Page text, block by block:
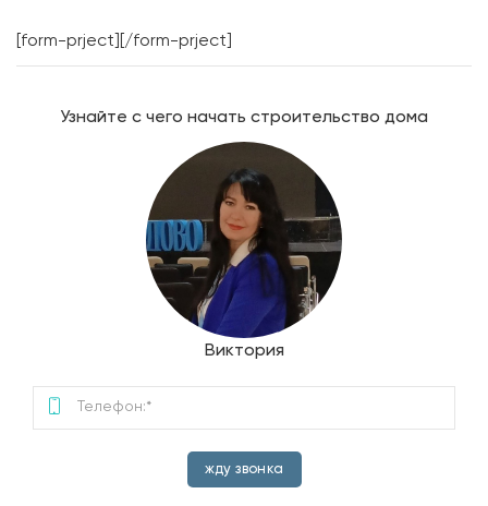
[form-prject][/form-prject]
Узнайте с чего начать строительство дома
Виктория
жду звонка